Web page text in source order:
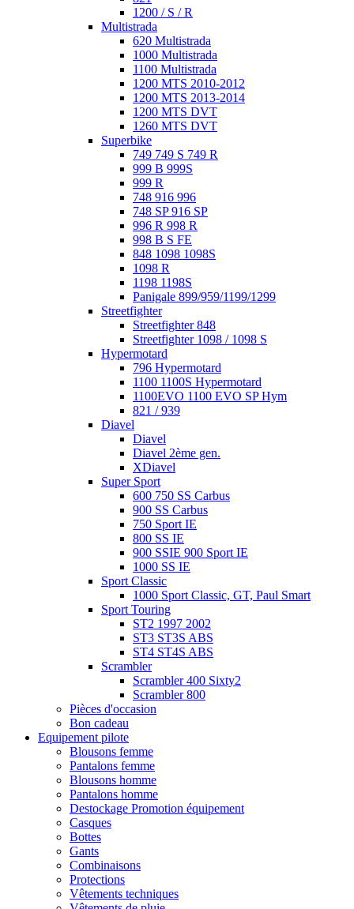
1200 / S / R
Multistrada
620 Multistrada
1000 Multistrada
1100 Multistrada
1200 MTS 2010-2012
1200 MTS 2013-2014
1200 MTS DVT
1260 MTS DVT
Superbike
749 749 S 749 R
999 B 999S
999 R
748 916 996
748 SP 916 SP
996 R 998 R
998 B S FE
848 1098 1098S
1098 R
1198 1198S
Panigale 899/959/1199/1299
Streetfighter
Streetfighter 848
Streetfighter 1098 / 1098 S
Hypermotard
796 Hypermotard
1100 1100S Hypermotard
1100EVO 1100 EVO SP Hym
821 / 939
Diavel
Diavel
Diavel 2ème gen.
XDiavel
Super Sport
600 750 SS Carbus
900 SS Carbus
750 Sport IE
800 SS IE
900 SSIE 900 Sport IE
1000 SS IE
Sport Classic
1000 Sport Classic, GT, Paul Smart
Sport Touring
ST2 1997 2002
ST3 ST3S ABS
ST4 ST4S ABS
Scrambler
Scrambler 400 Sixty2
Scrambler 800
Pièces d'occasion
Bon cadeau
Equipement pilote
Blousons femme
Pantalons femme
Blousons homme
Pantalons homme
Destockage Promotion équipement
Casques
Bottes
Gants
Combinaisons
Protections
Vêtements techniques